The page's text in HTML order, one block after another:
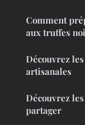
Comment
aux truffes
Découvrez
artisanales
Découvrez
partager